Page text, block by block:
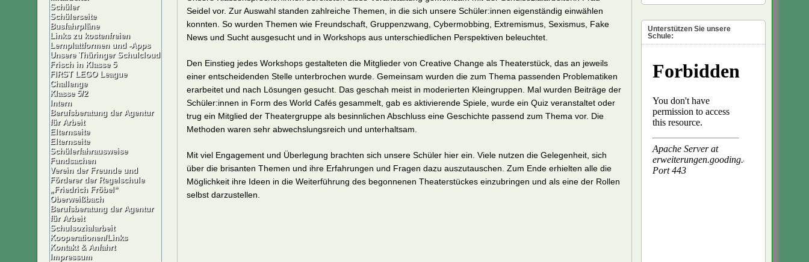
Seidel vor. Zur Auswahl standen zahlreiche Themen, in die sich unsere Schüler:innen eigenständig einwählen
konnten. So wurden Themen wie Freundschaft, Gruppenzwang, Cybermobbing, Extremismus, Sexismus, Fake
News und Sucht ausgesucht und in Workshops aus unterschiedlichen Perspektiven beleuchtet.
Den Einstieg jedes Workshops gestalteten die Mitglieder von Creative Change als Theaterstück, das an jeweils
einer entscheidenden Stelle unterbrochen wurde. Gemeinsam wurden die zum Thema passenden Problematiken
erarbeitet und nach Lösungen gesucht. Das geschah meist in moderierten Kleingruppen. Mal wurden Beiträge der
Schüler:innen in Form des World Cafés gesammelt, gab es aktivierende Spiele, wurde ein Quiz veranstaltet oder
trug ein Mitglied der Theatergruppe als besinnlichen Abschluss eine Geschichte passend zum Thema vor. Die
Methoden waren sehr abwechslungsreich und unterhaltsam.
Mit viel Engagement und Überlegung brachten sich unsere Schüler hier ein. Viele nutzen die Gelegenheit, sich
über die brisanten Themen und ihre Erfahrungen und Fragen dazu auszutauschen. Zum Ende erhielten alle die
Möglichkeit ihre Ideen in die Weiterführung des begonnenen Theaterstückes einzubringen und als eine der Rollen
selbst darzustellen.
Schüler
Schülerseite
Busfahrpläne
Links zu kostenfreien
Lernplattformen und -Apps
Unsere Thüringer Schulcloud
Frisch in Klasse 5
FIRST LEGO League
Challenge
Klasse 5/2
Intern
Berufsberatung der Agentur
für Arbeit
Elternseite
Elternseite
Schülerfahrausweise
Fundsachen
Verein der Freunde und
Förderer der Regelschule
„Friedrich Fröbel“
Oberweißbach
Berufsberatung der Agentur
für Arbeit
Schulsozialarbeit
Kooperationen/Links
Kontakt & Anfahrt
Impressum
Unterstützen Sie unsere
Schule: